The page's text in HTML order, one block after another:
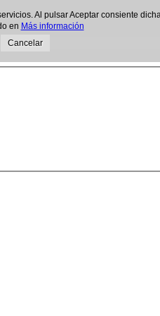
Al pulsar Aceptar consiente
en Más información
Cancelar